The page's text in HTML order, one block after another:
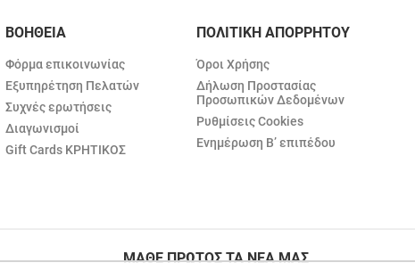
ΒΟΗΘΕΙΑ
Φόρμα επικοινωνίας
Εξυπηρέτηση Πελατών
Συχνές ερωτήσεις
Διαγωνισμοί
Gift Cards ΚΡΗΤΙΚΟΣ
ΠΟΛΙΤΙΚΗ ΑΠΟΡΡΗΤΟΥ
Όροι Χρήσης
Δήλωση Προστασίας
Προσωπικών Δεδομένων
Ρυθμίσεις Cookies
Ενημέρωση Β’ επιπέδου
ΜΑΘΕ ΠΡΩΤΟΣ ΤΑ ΝΕΑ ΜΑΣ